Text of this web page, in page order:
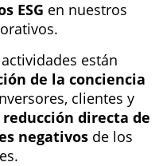
ESG en nuestros
están
de la conciencia
clientes y
reducción directa de
negativos de los